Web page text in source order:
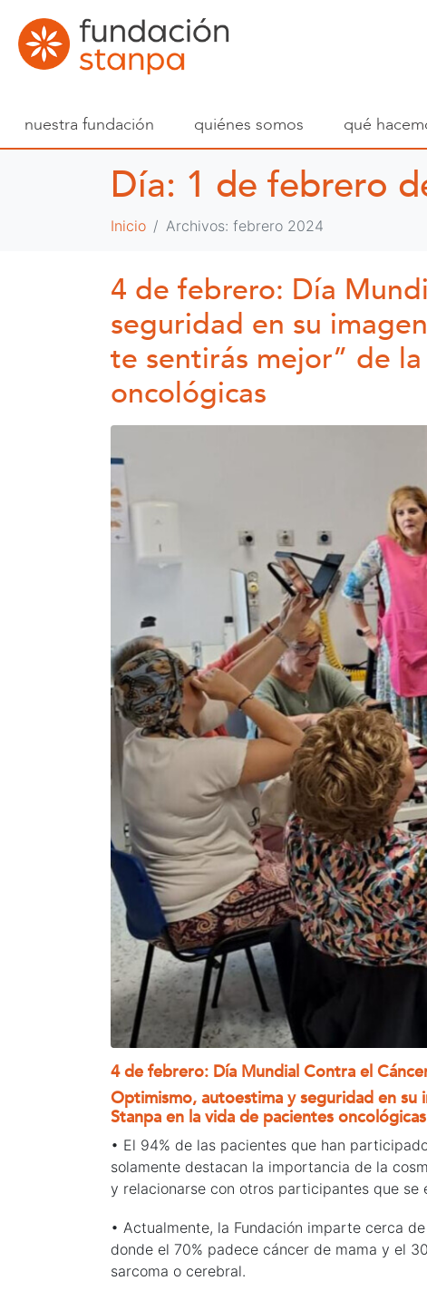
nuestra fundación quiénes somos qué
Día: 1 de febrero
Inicio Archivos: febrero 2024
4 de febrero: Día
seguridad en su
te sentirás mejor” de
oncológicas
4 de febrero: Día Mundial Contra el
Optimismo, autoestima y seguridad en
Stanpa en la vida de pacientes oncológicas
• El 94% de las pacientes que han
solamente destacan la importancia de la
y relacionarse con otros participantes que se
• Actualmente, la Fundación imparte cerca
donde el 70% padece cáncer de mama y el
sarcoma o cerebral.